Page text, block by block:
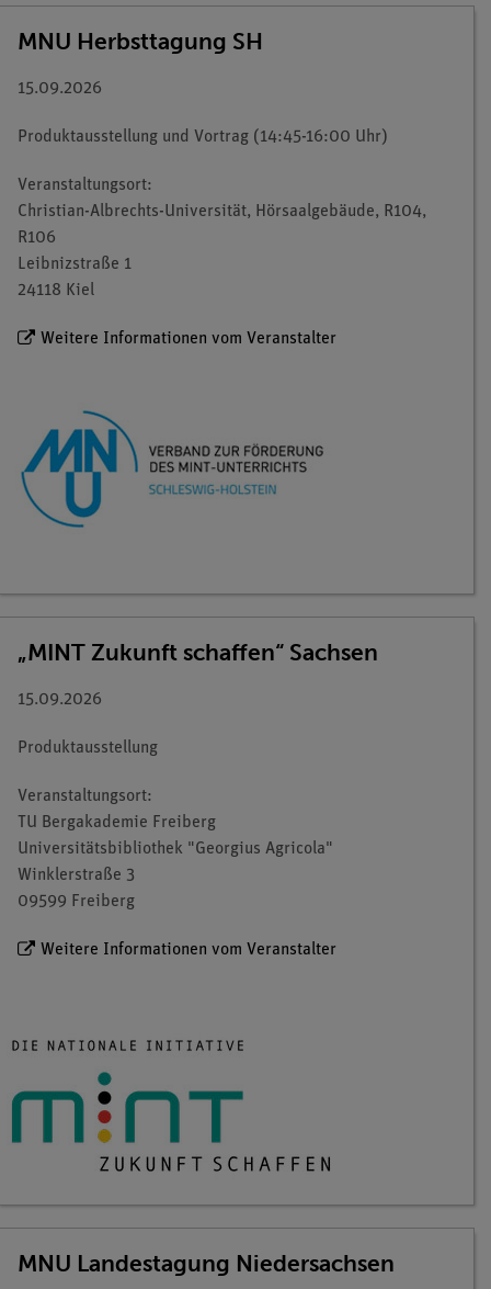
MNU Herbsttagung SH
15.09.2026
Produktausstellung und Vortrag (14:45-16:00 Uhr)
Veranstaltungsort:
Christian-Albrechts-Universität, Hörsaalgebäude, R104,
R106
Leibnizstraße 1
24118 Kiel
Weitere Informationen vom Veranstalter
„MINT Zukunft schaffen“ Sachsen
15.09.2026
Produktausstellung
Veranstaltungsort:
TU Bergakademie Freiberg
Universitätsbibliothek "Georgius Agricola"
Winklerstraße 3
09599 Freiberg
Weitere Informationen vom Veranstalter
MNU Landestagung Niedersachsen